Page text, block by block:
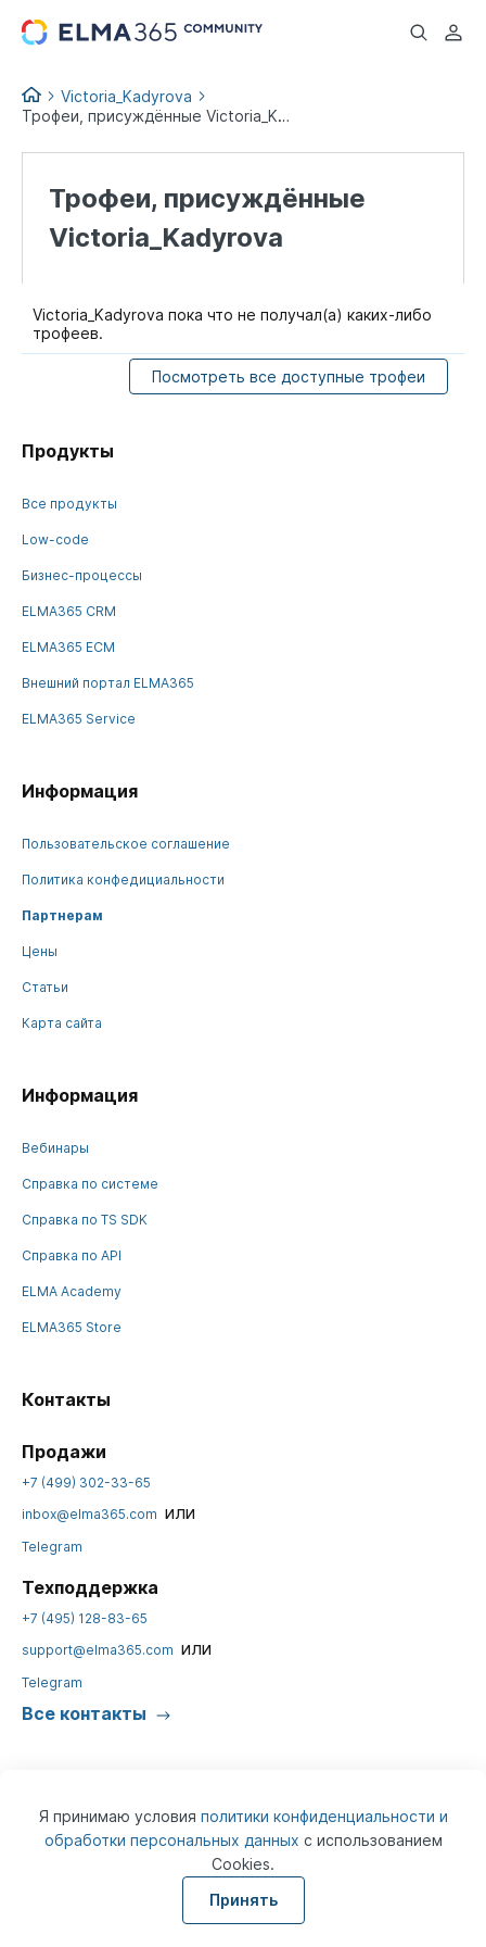
...
Victoria_Kadyrova
Трофеи, присуждённые Victoria_Kadyrova
Трофеи, присуждённые
Victoria_Kadyrova
Victoria_Kadyrova пока что не получал(а) каких-либо
трофеев.
Посмотреть все доступные трофеи
Я принимаю условия политики конфиденциальности и
обработки персональных данных с использованием
Cookies.
Принять
Продукты
Все продукты
Low-code
Бизнес-процессы
ELMA365 CRM
ELMA365 ECM
Внешний портал ELMA365
ELMA365 Service
Информация
Пользовательское соглашение
Политика конфедициальности
Партнерам
Цены
Статьи
Карта сайта
Информация
Вебинары
Справка по системе
Справка по TS SDK
Справка по API
ELMA Academy
ELMA365 Store
Контакты
Продажи
+7 (499) 302-33-65
inbox@elma365.com или
Telegram
Техподдержка
+7 (495) 128-83-65
support@elma365.com или
Telegram
Все контакты
Информация на сайте предназначена для юридических лиц и не
является информацией, предназначенной для публичного
ознакомления потребителей.